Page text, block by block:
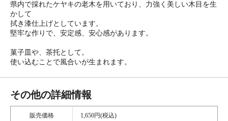
県内で採れたケヤキの老木を用いており、力強く美しい木目を生
かして
拭き漆仕上げとしています。
堅牢な作りで、安定感、安心感があります。
菓子皿や、茶托として。
使い込むことで風合いが生まれます。
その他の詳細情報
販売価格 1,650円(税込)